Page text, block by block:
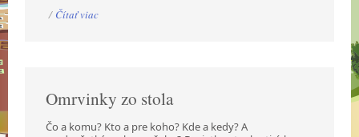
/ Čítať viac
Omrvinky zo stola
Čo a komu? Kto a pre koho? Kde a kedy? A